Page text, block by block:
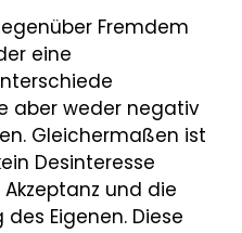
Fremdem
eine
aber weder negativ
Gleichermaßen ist
Desinteresse
und die
Eigenen. Diese